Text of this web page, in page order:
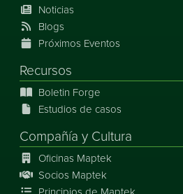
Noticias
Blogs
Próximos Eventos
Recursos
Boletin Forge
Estudios de casos
Compañía y Cultura
Oficinas Maptek
Socios Maptek